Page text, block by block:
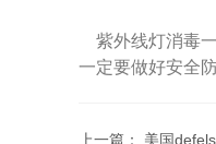
紫外线灯消毒一般
一定要做好安全防范
上一篇： 美国